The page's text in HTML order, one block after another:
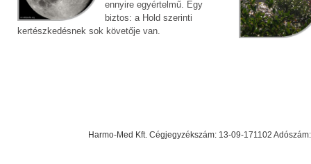
ennyire egyértelmű. Egy
biztos: a Hold szerinti
kertészkedésnek sok követője van.
Harmo-Med Kft. Cégjegyzékszám: 13-09-171102